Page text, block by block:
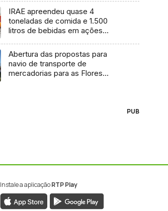
IRAE apreendeu quase 4
toneladas de comida e 1.500
litros de bebidas em ações
Abertura das propostas para
navio de transporte de
mercadorias para as Flores
PUB
Instale a aplicaçãoRTP Play